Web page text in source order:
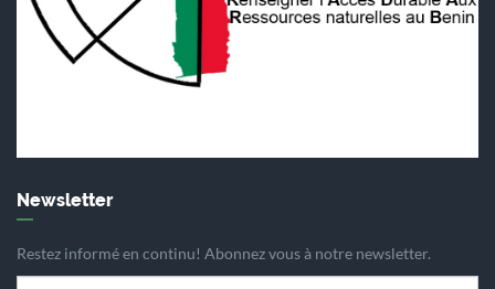
Newsletter
Restez informé en continu! Abonnez vous à notre newsletter.